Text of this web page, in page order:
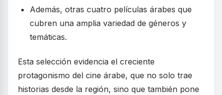
Además, otras cuatro películas árabes que
cubren una amplia variedad de géneros y
temáticas.
Esta selección evidencia el creciente
protagonismo del cine árabe, que no solo trae
historias desde la región, sino que también pone